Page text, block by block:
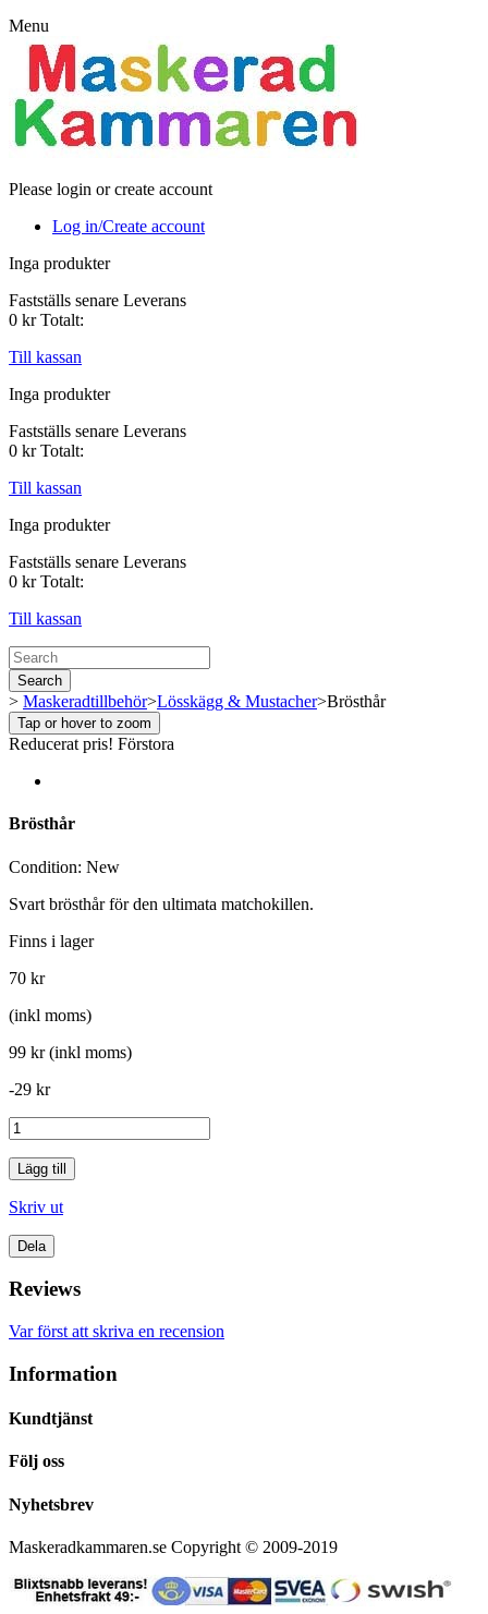
Menu
Please login or create account
Log in/Create account
Inga produkter
Fastställs senare Leverans
0 kr Totalt:
Till kassan
Inga produkter
Fastställs senare Leverans
0 kr Totalt:
Till kassan
Inga produkter
Fastställs senare Leverans
0 kr Totalt:
Till kassan
Search
> Maskeradtillbehör>Lösskägg & Mustacher>Brösthår
Tap or hover to zoom
Reducerat pris! Förstora
Brösthår
Condition: New
Svart brösthår för den ultimata matchokillen.
Finns i lager
70 kr
(inkl moms)
99 kr(inkl moms)
-29 kr
Lägg till
Skriv ut
Dela
Reviews
Var först att skriva en recension
Information
Kundtjänst
Följ oss
Nyhetsbrev
Maskeradkammaren.se Copyright © 2009-2019